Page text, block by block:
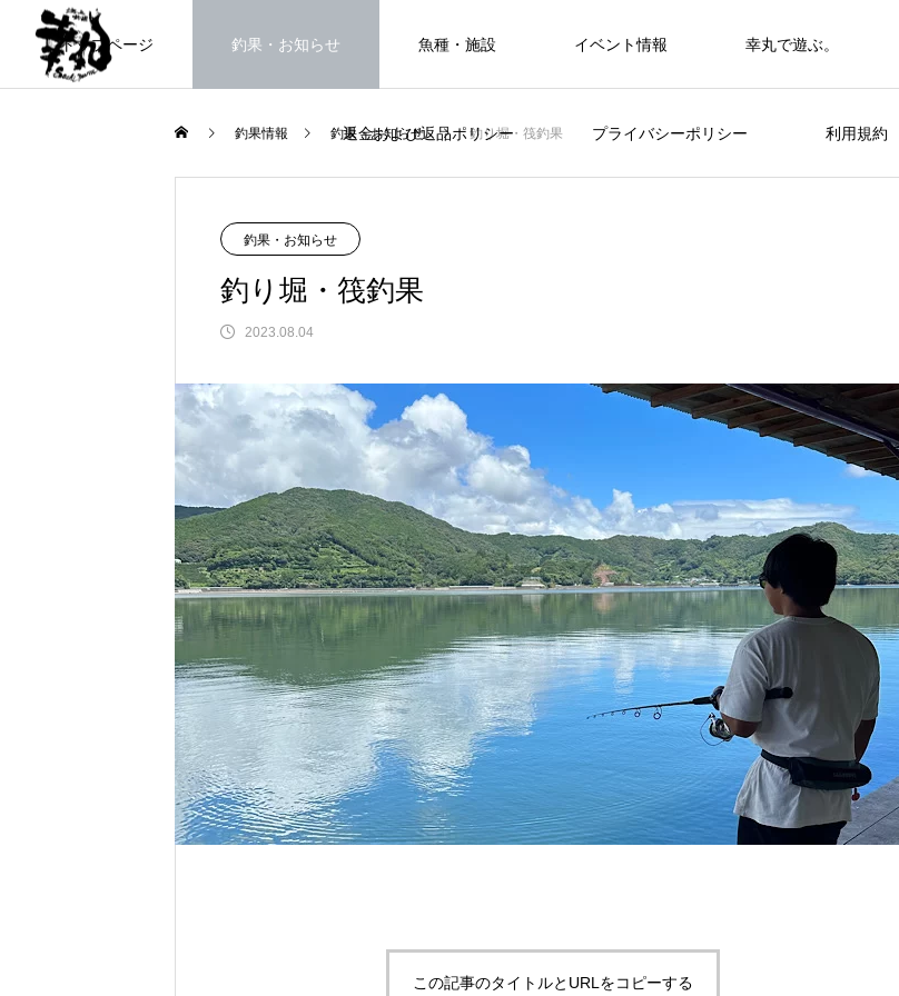
トップページ 釣果・お知らせ 魚種・施設 イベント情報 幸丸で遊ぶ。
返金および返品ポリシー プライバシーポリシー 利用規約
高知県唯一の海上釣堀。さぁ釣りまく
れ！！
筏・カセ
山に囲まれた浦ノ内湾 大自然の中釣り
に没頭できます。
FEATURE
自分だけのエサを作ってみよう。 黒鯛を狙おう！
釣果情報 釣果・お知らせ 釣り堀・筏釣果
釣果・お知らせ
釣り堀・筏釣果
2023.08.04
この記事のタイトルとURLをコピーする